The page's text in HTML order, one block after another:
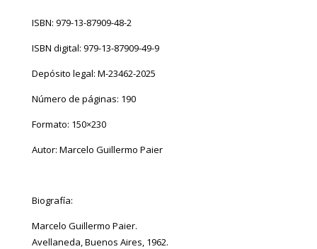
ISBN: 979-13-87909-48-2
ISBN digital: 979-13-87909-49-9
Depósito legal: M-23462-2025
Número de páginas: 190
Formato: 150×230
Autor: Marcelo Guillermo Paier
Biografía:
Marcelo Guillermo Paier.
Avellaneda, Buenos Aires, 1962.